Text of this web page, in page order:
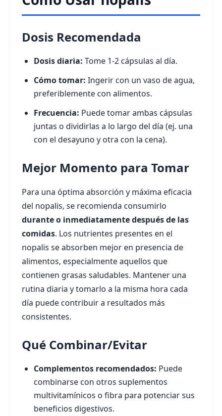
Dosis Recomendada
Dosis diaria: Tome 1-2 cápsulas al día.
Cómo tomar: Ingerir con un vaso de agua,
preferiblemente con alimentos.
Frecuencia: Puede tomar ambas cápsulas
juntas o dividirlas a lo largo del día (ej. una
con el desayuno y otra con la cena).
Mejor Momento para Tomar
Para una óptima absorción y máxima eficacia
del nopalis, se recomienda consumirlo
durante o inmediatamente después de las
comidas. Los nutrientes presentes en el
nopalis se absorben mejor en presencia de
alimentos, especialmente aquellos que
contienen grasas saludables. Mantener una
rutina diaria y tomarlo a la misma hora cada
día puede contribuir a resultados más
consistentes.
Qué Combinar/Evitar
Complementos recomendados: Puede
combinarse con otros suplementos
multivitamínicos o fibra para potenciar sus
beneficios digestivos.